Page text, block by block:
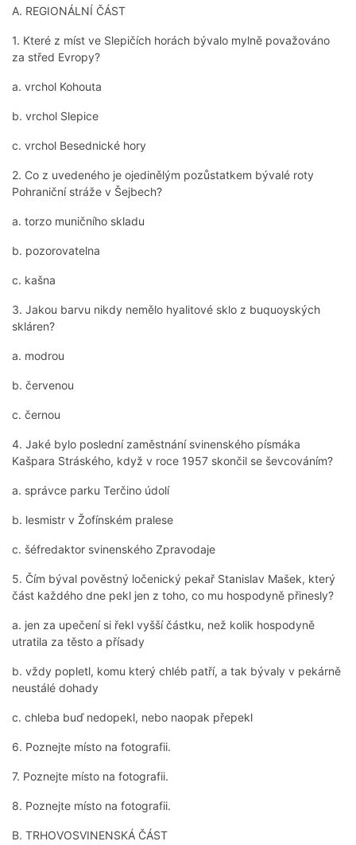
A. REGIONÁLNÍ ČÁST
1. Které z míst ve Slepičích horách bývalo mylně považováno
za střed Evropy?
a. vrchol Kohouta
b. vrchol Slepice
c. vrchol Besednické hory
2. Co z uvedeného je ojedinělým pozůstatkem bývalé roty
Pohraniční stráže v Šejbech?
a. torzo muničního skladu
b. pozorovatelna
c. kašna
3. Jakou barvu nikdy nemělo hyalitové sklo z buquoyských
skláren?
a. modrou
b. červenou
c. černou
4. Jaké bylo poslední zaměstnání svinenského písmáka
Kašpara Stráského, když v roce 1957 skončil se ševcováním?
a. správce parku Terčino údolí
b. lesmistr v Žofínském pralese
c. šéfredaktor svinenského Zpravodaje
5. Čím býval pověstný ločenický pekař Stanislav Mašek, který
část každého dne pekl jen z toho, co mu hospodyně přinesly?
a. jen za upečení si řekl vyšší částku, než kolik hospodyně
utratila za těsto a přísady
b. vždy popletl, komu který chléb patří, a tak bývaly v pekárně
neustálé dohady
c. chleba buď nedopekl, nebo naopak přepekl
6. Poznejte místo na fotografii.
7. Poznejte místo na fotografii.
8. Poznejte místo na fotografii.
B. TRHOVOSVINENSKÁ ČÁST